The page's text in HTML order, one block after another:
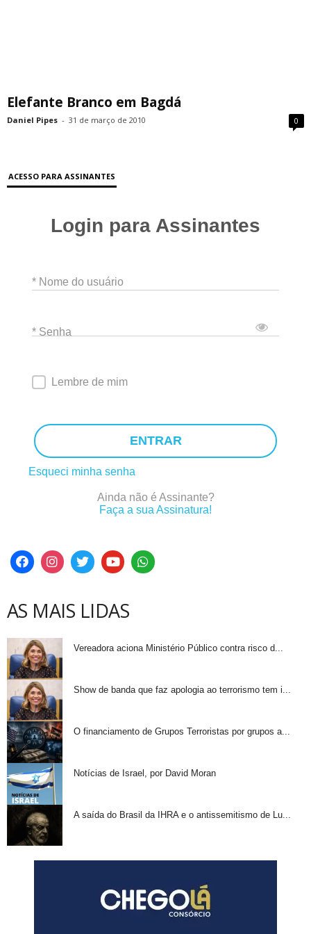
Elefante Branco em Bagdá
Daniel Pipes - 31 de março de 2010 0
ACESSO PARA ASSINANTES
Login para Assinantes
* Nome do usuário
* Senha
Lembre de mim
ENTRAR
Esqueci minha senha
Ainda não é Assinante?
Faça a sua Assinatura!
AS MAIS LIDAS
Vereadora aciona Ministério Público contra risco d...
Show de banda que faz apologia ao terrorismo tem i...
O financiamento de Grupos Terroristas por grupos a...
Notícias de Israel, por David Moran
A saída do Brasil da IHRA e o antissemitismo de Lu...